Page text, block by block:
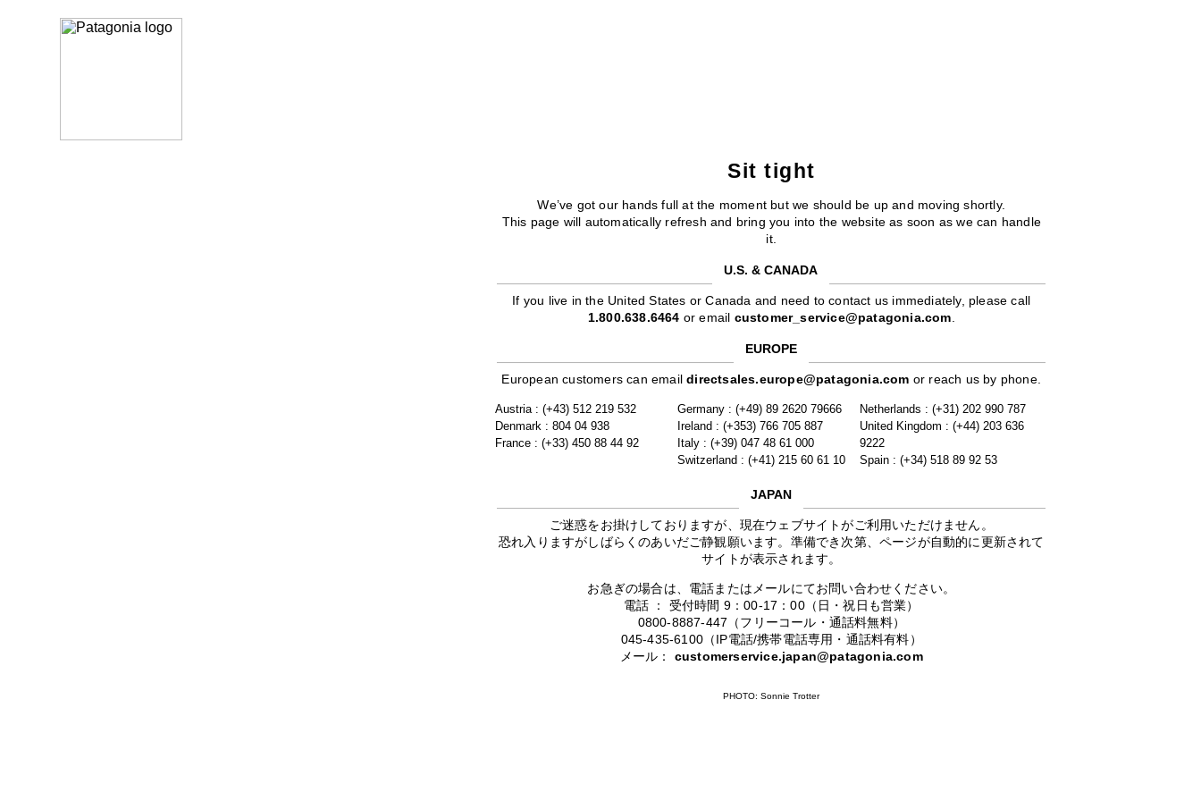
Sit tight
We’ve got our hands full at the moment but we should be up and moving shortly.
This page will automatically refresh and bring you into the website as soon as we can handle
it.
U.S. & CANADA
If you live in the United States or Canada and need to contact us immediately, please call
1.800.638.6464 or email customer_service@patagonia.com.
EUROPE
European customers can emaildirectsales.europe@patagonia.com or reach us by phone.
Austria : (+43) 512 219 532
Denmark : 804 04 938
France : (+33) 450 88 44 92
Germany : (+49) 89 2620 79666
Ireland : (+353) 766 705 887
Italy : (+39) 047 48 61 000
Switzerland : (+41) 215 60 61 10
Netherlands : (+31) 202 990 787
United Kingdom : (+44) 203 636
9222
Spain : (+34) 518 89 92 53
JAPAN
ご迷惑をお掛けしておりますが、現在ウェブサイトがご利用いただけません。
恐れ入りますがしばらくのあいだご静観願います。準備でき次第、ページが自動的に更新されて
サイトが表示されます。
お急ぎの場合は、電話またはメールにてお問い合わせください。
電話 ： 受付時間 9：00-17：00（日・祝日も営業）
0800-8887-447（フリーコール・通話料無料）
045-435-6100（IP電話/携帯電話専用・通話料有料）
メール： customerservice.japan@patagonia.com
PHOTO: Sonnie Trotter